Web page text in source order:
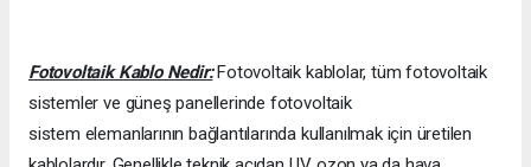
Fotovoltaik Kablo Nedir:Fotovoltaik kablolar, tüm fotovoltaik
sistemler ve güneş panellerinde fotovoltaik
sistem elemanlarının bağlantılarında kullanılmak için üretilen